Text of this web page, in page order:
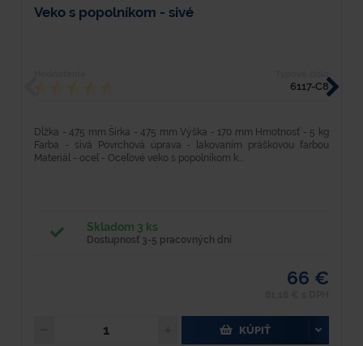
Veko s popolníkom - sivé
6117-C8
Dĺžka - 475 mm Šírka - 475 mm Výška - 170 mm Hmotnosť - 5 kg
Farba - sivá Povrchová úprava - lakovaním práškovou farbou
Materiál - oceľ - Oceľové veko s popolníkom k...
Skladom 3 ks
Dostupnosť 3-5 pracovných dní
66 €
KÚPIŤ